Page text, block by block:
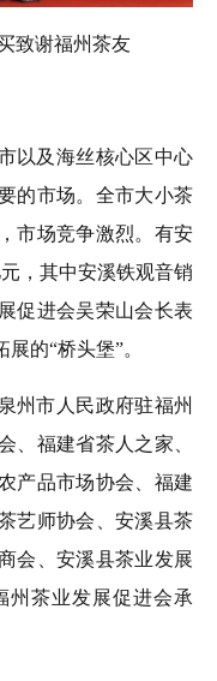
致谢福州茶友
以及海丝核心区中心
的市场。全市大小茶
市场竞争激烈。有安
，其中安溪铁观音销
促进会吴荣山会长表
的“桥头堡”。
州市人民政府驻福州
、福建省茶人之家、
产品市场协会、福建
艺师协会、安溪县茶
会、安溪县茶业发展
州茶业发展促进会承